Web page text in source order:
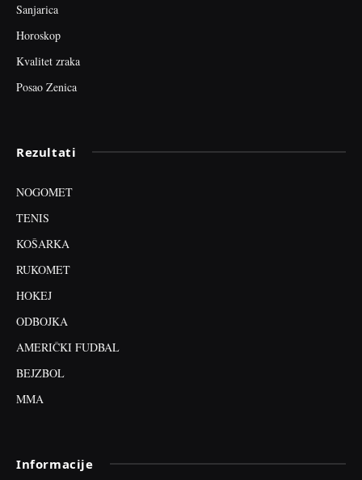
Sanjarica
Horoskop
Kvalitet zraka
Posao Zenica
Rezultati
NOGOMET
TENIS
KOŠARKA
RUKOMET
HOKEJ
ODBOJKA
AMERIČKI FUDBAL
BEJZBOL
MMA
Informacije